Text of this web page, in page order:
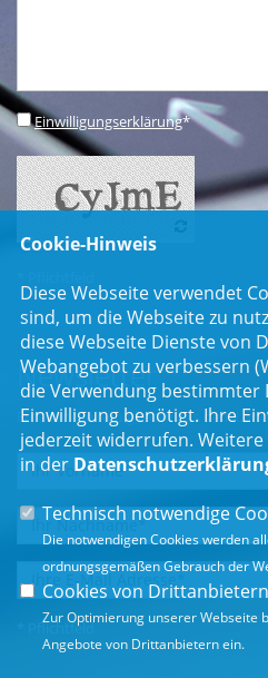
Einwilligungserklärung*
Newsletter
Erhalten Sie Neuigkeiten aus dem
* Pflichtfeld
Cookie-Hinweis
Diese Webseite verwendet
sind, um die Webseite zu
diese Webseite Dienste von
Webangebot zu verbessern
die Verwendung bestimmter
Einwilligung benötigt. Ihre
jederzeit widerrufen.
in der
Technisch notwendige
Die notwendigen Cookies werden
ordnungsgemäßen Gebrauch der
Cookies von
Zur Optimierung unserer Webseite
Angebote von Drittanbietern ein.